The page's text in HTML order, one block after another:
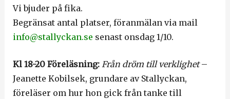
Vi bjuder på fika.
Begränsat antal platser, föranmälan via mail
info@stallyckan.se senast onsdag 1/10.
Kl 18-20 Föreläsning: Från dröm till verklighet–
Jeanette Kobilsek, grundare av Stallyckan,
föreläser om hur hon gick från tanke till